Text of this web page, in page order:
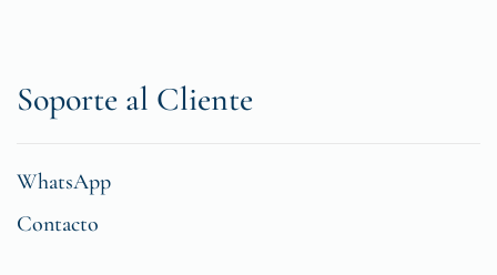
Soporte al Cliente
WhatsApp
Contacto